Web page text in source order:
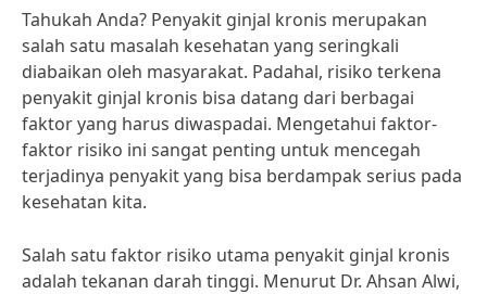
Tahukah Anda? Penyakit ginjal kronis merupakan
salah satu masalah kesehatan yang seringkali
diabaikan oleh masyarakat. Padahal, risiko terkena
penyakit ginjal kronis bisa datang dari berbagai
faktor yang harus diwaspadai. Mengetahui faktor-
faktor risiko ini sangat penting untuk mencegah
terjadinya penyakit yang bisa berdampak serius pada
kesehatan kita.
Salah satu faktor risiko utama penyakit ginjal kronis
adalah tekanan darah tinggi. Menurut Dr. Ahsan Alwi,